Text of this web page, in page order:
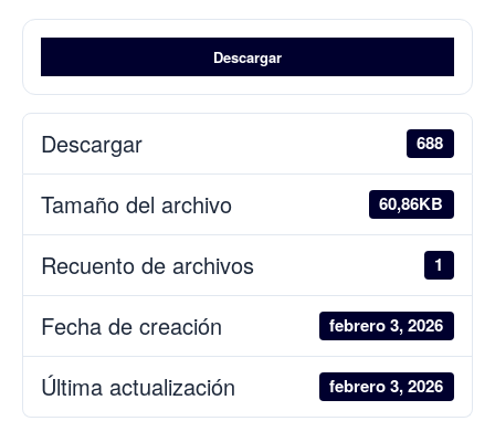
Descargar
Descargar 688
Tamaño del archivo 60,86KB
Recuento de archivos 1
Fecha de creación febrero 3, 2026
Última actualización febrero 3, 2026